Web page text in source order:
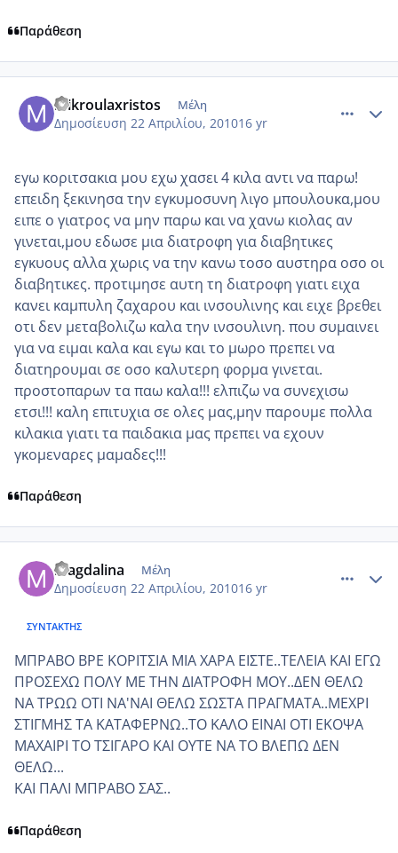
Παράθεση
mikroulaxristos Μέλη
Δημοσίευση 22 Απριλίου, 201016 yr
εγω κοριτσακια μου εχω χασει 4 κιλα αντι να παρω!
επειδη ξεκινησα την εγκυμοσυνη λιγο μπουλουκα,μου
ειπε ο γιατρος να μην παρω και να χανω κιολας αν
γινεται,μου εδωσε μια διατροφη για διαβητικες
εγκυους αλλα χωρις να την κανω τοσο αυστηρα οσο οι
διαβητικες. προτιμησε αυτη τη διατροφη γιατι ειχα
κανει καμπυλη ζαχαρου και ινσουλινης και ειχε βρεθει
οτι δεν μεταβολιζω καλα την ινσουλινη. που συμαινει
για να ειμαι καλα και εγω και το μωρο πρεπει να
διατηρουμαι σε οσο καλυτερη φορμα γινεται.
προστοπαρων τα παω καλα!!! ελπιζω να συνεχισω
ετσι!!! καλη επιτυχια σε ολες μας,μην παρουμε πολλα
κιλακια γιατι τα παιδακια μας πρεπει να εχουν
γκομεναρες μαμαδες!!!
Παράθεση
magdalina Μέλη
Δημοσίευση 22 Απριλίου, 201016 yr
ΣΥΝΤΆΚΤΗΣ
ΜΠΡΑΒΟ ΒΡΕ ΚΟΡΙΤΣΙΑ ΜΙΑ ΧΑΡΑ ΕΙΣΤΕ..ΤΕΛΕΙΑ ΚΑΙ ΕΓΩ
ΠΡΟΣΕΧΩ ΠΟΛΥ ΜΕ ΤΗΝ ΔΙΑΤΡΟΦΗ ΜΟΥ..ΔΕΝ ΘΕΛΩ
ΝΑ ΤΡΩΩ ΟΤΙ ΝΑ'ΝΑΙ ΘΕΛΩ ΣΩΣΤΑ ΠΡΑΓΜΑΤΑ..ΜΕΧΡΙ
ΣΤΙΓΜΗΣ ΤΑ ΚΑΤΑΦΕΡΝΩ..ΤΟ ΚΑΛΟ ΕΙΝΑΙ ΟΤΙ ΕΚΟΨΑ
ΜΑΧΑΙΡΙ ΤΟ ΤΣΙΓΑΡΟ ΚΑΙ ΟΥΤΕ ΝΑ ΤΟ ΒΛΕΠΩ ΔΕΝ
ΘΕΛΩ...
ΚΑΙ ΠΑΛΙ ΜΠΡΑΒΟ ΣΑΣ..
Παράθεση